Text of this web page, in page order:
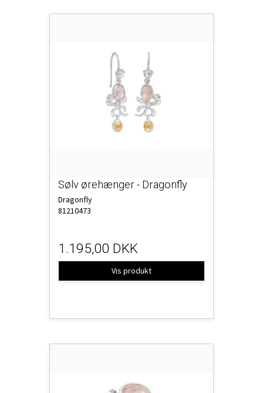
Sølv ørehænger - Dragonfly
Dragonfly
81210473
1.195,00 DKK
Vis produkt